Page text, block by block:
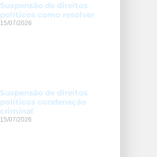
Suspensão de direitos
políticos como resolver
15/07/2026
Suspensão de direitos
políticos condenação
criminal
15/07/2026